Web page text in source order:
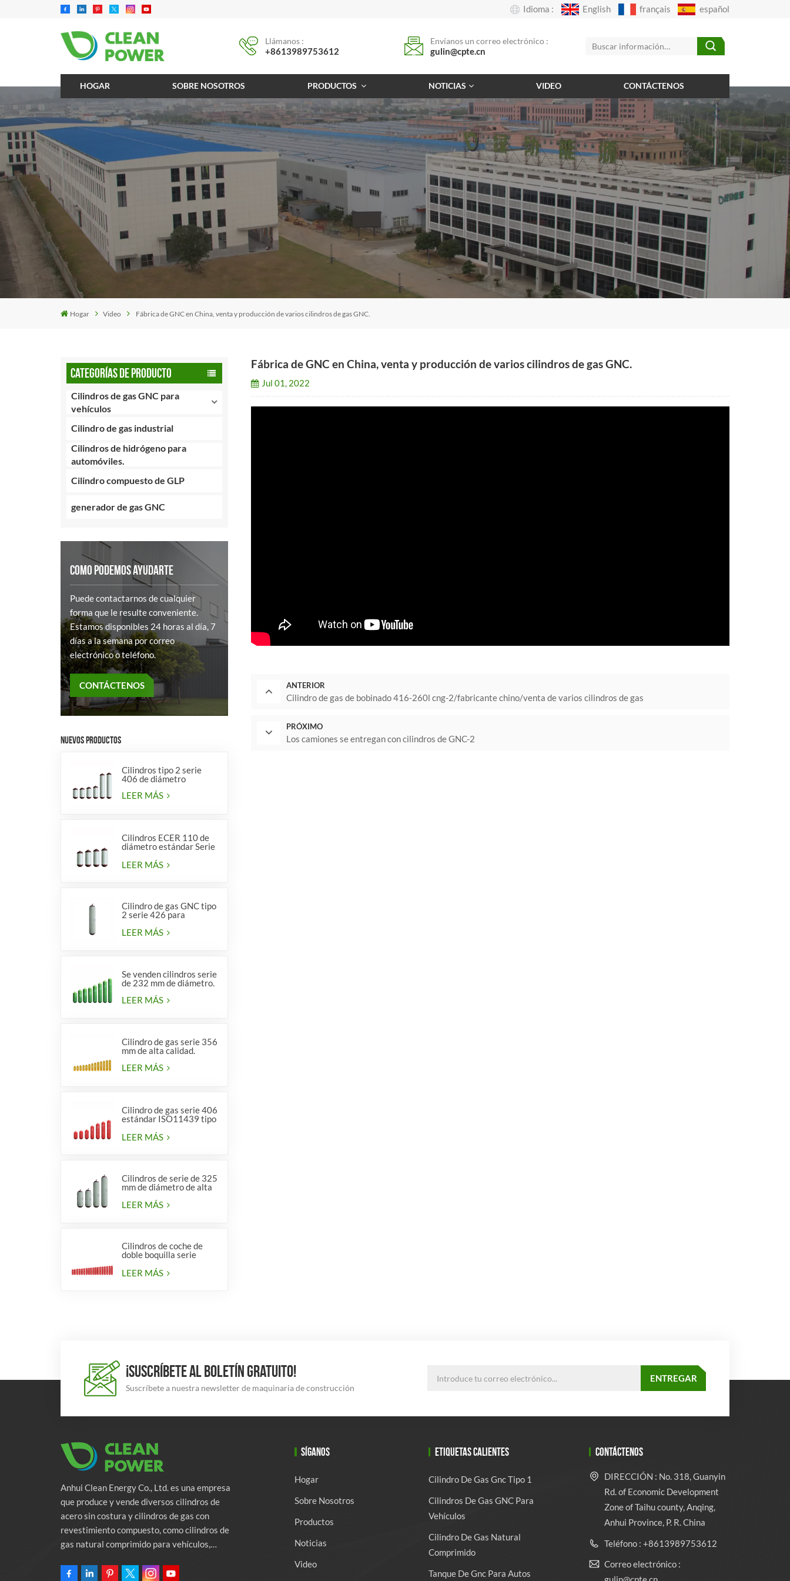
Idioma : English français español
Llámanos :
+8613989753612
Envíanos un correo electrónico :
gulin@cpte.cn
HOGAR SOBRE NOSOTROS PRODUCTOS NOTICIAS VIDEO CONTÁCTENOS
Hogar Video Fábrica de GNC en China, venta y producción de varios cilindros de gas GNC.
CATEGORÍAS DE PRODUCTO
Cilindros de gas GNC para
vehículos
Cilindro de gas industrial
Cilindros de hidrógeno para
automóviles.
Cilindro compuesto de GLP
generador de gas GNC
COMO PODEMOS AYUDARTE
Puede contactarnos de cualquier
forma que le resulte conveniente.
Estamos disponibles 24 horas al día, 7
días a la semana por correo
electrónico o teléfono.
CONTÁCTENOS
NUEVOS PRODUCTOS
Cilindros tipo 2 serie
406 de diámetro
LEER MÁS
Cilindros ECER 110 de
diámetro estándar Serie
LEER MÁS
Cilindro de gas GNC tipo
2 serie 426 para
LEER MÁS
Se venden cilindros serie
de 232 mm de diámetro.
LEER MÁS
Cilindro de gas serie 356
mm de alta calidad.
LEER MÁS
Cilindro de gas serie 406
estándar ISO11439 tipo
LEER MÁS
Cilindros de serie de 325
mm de diámetro de alta
LEER MÁS
Cilindros de coche de
doble boquilla serie
LEER MÁS
Fábrica de GNC en China, venta y producción de varios cilindros de gas GNC.
Jul 01, 2022
ANTERIOR
Cilindro de gas de bobinado 416-260l cng-2/fabricante chino/venta de varios cilindros de gas
PRÓXIMO
Los camiones se entregan con cilindros de GNC-2
¡SUSCRÍBETE AL BOLETÍN GRATUITO!
Suscríbete a nuestra newsletter de maquinaria de construcción
Anhui Clean Energy Co., Ltd. es una empresa
que produce y vende diversos cilindros de
acero sin costura y cilindros de gas con
revestimiento compuesto, como cilindros de
gas natural comprimido para vehículos,
incendios. La empresa se compromete a
SÍGANOS
Hogar
Sobre Nosotros
Productos
Noticias
Video
ETIQUETAS CALIENTES
Cilindro De Gas Gnc Tipo 1
Cilindros De Gas GNC Para
Vehículos
Cilindro De Gas Natural
Comprimido
Tanque De Gnc Para Autos
CONTÁCTENOS
DIRECCIÓN : No. 318, Guanyin
Rd. of Economic Development
Zone of Taihu county, Anqing,
Anhui Province, P. R. China
Teléfono : +8613989753612
Correo electrónico :